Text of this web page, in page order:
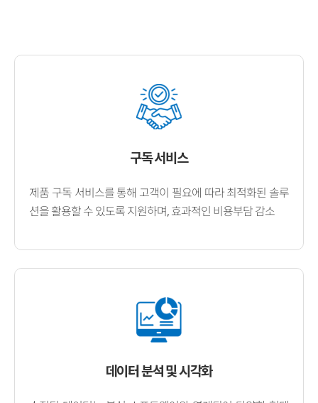
구독 서비스
제품 구독 서비스를 통해 고객이 필요에 따라 최적화된 솔루
션을 활용할 수 있도록 지원하며, 효과적인 비용부담 감소
데이터 분석 및 시각화